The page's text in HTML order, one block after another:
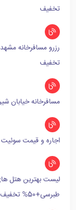
تخفیف
تخفیف
مسافرخانه خیابان
اجاره و قیمت سوئیت در
لیست بهترین هتل
طبرسی+50% تخفیف